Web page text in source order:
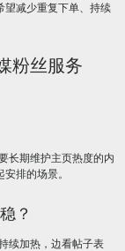
望减少重复下单、持续
粉丝服务
长期维护主页热度的内
排的场景。
？
续加热，边看帖子表